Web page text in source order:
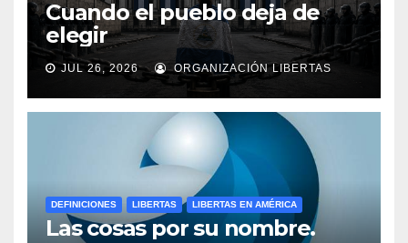
Cuando el pueblo deja de
elegir
JUL 26, 2026 ORGANIZACIÓN LIBERTAS
DEFINICIONES LIBERTAS LIBERTAS EN AMÉRICA
Las cosas por su nombre.